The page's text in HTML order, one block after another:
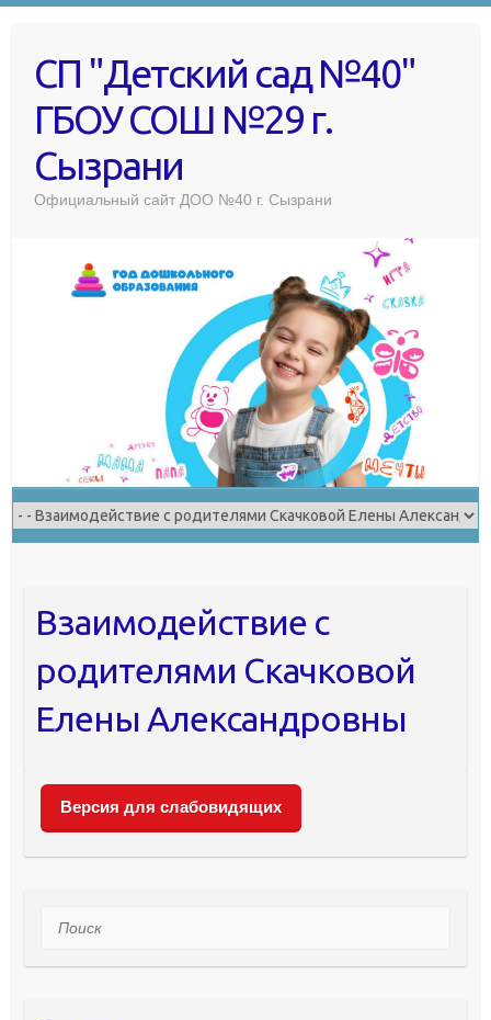
СП "Детский сад №40"
ГБОУ СОШ №29 г.
Сызрани
Официальный сайт ДОО №40 г. Сызрани
Взаимодействие с
родителями Скачковой
Елены Александровны
Версия для слабовидящих
Поиск